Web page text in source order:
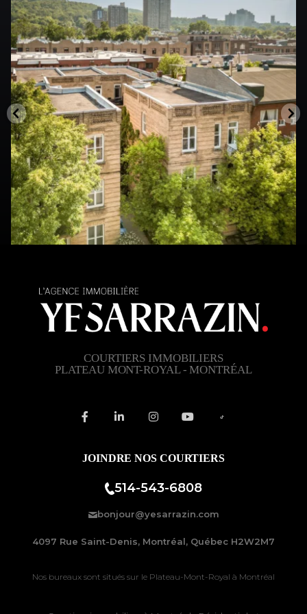
COURTIERS IMMOBILIERS
PLATEAU MONT-ROYAL - MONTRÉAL
JOINDRE NOS COURTIERS
514-543-6808
bonjour@yesarrazin.com
4097 Rue Saint-Denis, Montréal, Québec H2W2M7
Nos bureaux sont situés sur le Plateau-Mont-Royal à Montréal